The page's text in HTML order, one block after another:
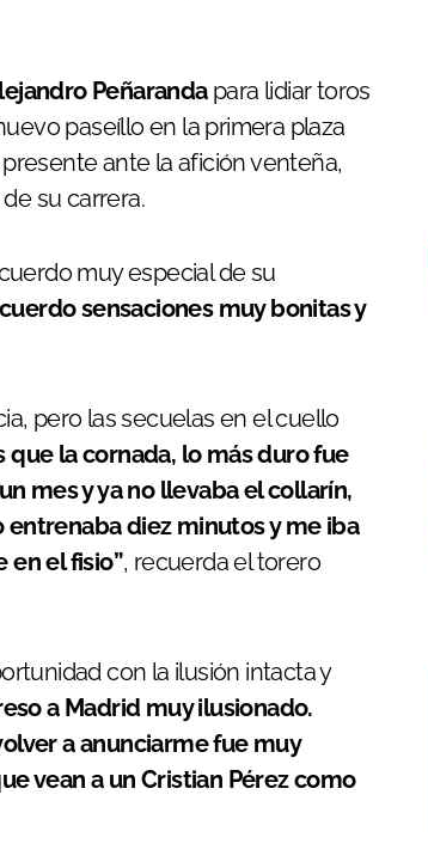
Peñarandapara lidiar toros
paseíllo en la primera plaza
ante la afición venteña,
su carrera.
muy especial de su
sensaciones muy bonitas y
pero las secuelas en el cuello
que la cornada, lo más duro fue
mes y ya no llevaba el collarín,
entrenaba diez minutos y me iba
en el fisio”, recuerda el torero
con la ilusión intacta y
a Madrid muy ilusionado.
a anunciarme fue muy
vean a un Cristian Pérez como